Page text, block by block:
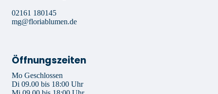
02161 180145
mg@floriablumen.de
Öffnungszeiten
Mo Geschlossen
Di 09.00 bis 18:00 Uhr